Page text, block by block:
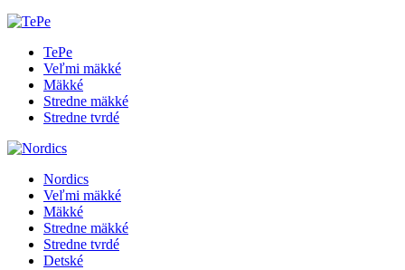
TePe
Veľmi mäkké
Mäkké
Stredne mäkké
Stredne tvrdé
Nordics
Veľmi mäkké
Mäkké
Stredne mäkké
Stredne tvrdé
Detské